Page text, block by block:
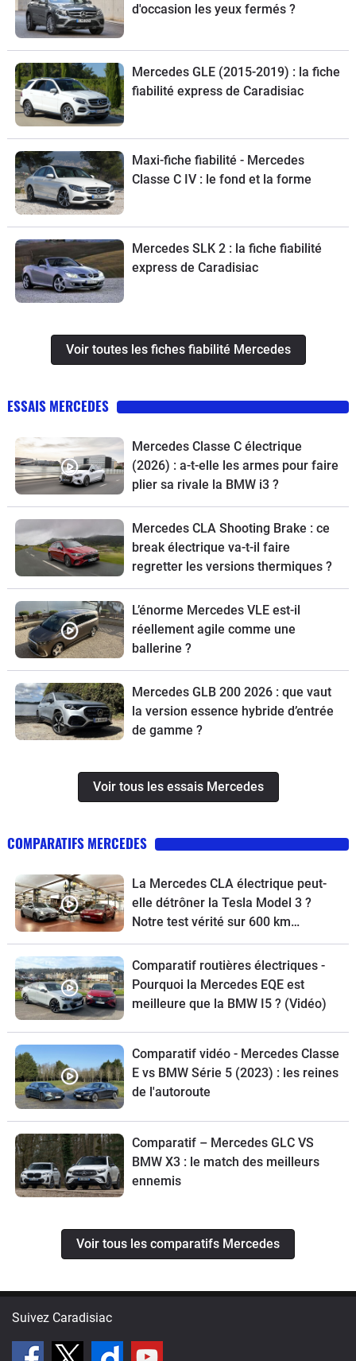
d'occasion les yeux fermés ?
Mercedes GLE (2015-2019) : la fiche
fiabilité express de Caradisiac
Maxi-fiche fiabilité - Mercedes
Classe C IV : le fond et la forme
Mercedes SLK 2 : la fiche fiabilité
express de Caradisiac
Voir toutes les fiches fiabilité Mercedes
ESSAIS MERCEDES
Mercedes Classe C électrique
(2026) : a-t-elle les armes pour faire
plier sa rivale la BMW i3 ?
Mercedes CLA Shooting Brake : ce
break électrique va-t-il faire
regretter les versions thermiques ?
L’énorme Mercedes VLE est-il
réellement agile comme une
ballerine ?
Mercedes GLB 200 2026 : que vaut
la version essence hybride d’entrée
de gamme ?
Voir tous les essais Mercedes
COMPARATIFS MERCEDES
La Mercedes CLA électrique peut-
elle détrôner la Tesla Model 3 ?
Notre test vérité sur 600 km…
Comparatif routières électriques -
Pourquoi la Mercedes EQE est
meilleure que la BMW I5 ? (Vidéo)
Comparatif vidéo - Mercedes Classe
E vs BMW Série 5 (2023) : les reines
de l'autoroute
Comparatif – Mercedes GLC VS
BMW X3 : le match des meilleurs
ennemis
Voir tous les comparatifs Mercedes
Suivez Caradisiac